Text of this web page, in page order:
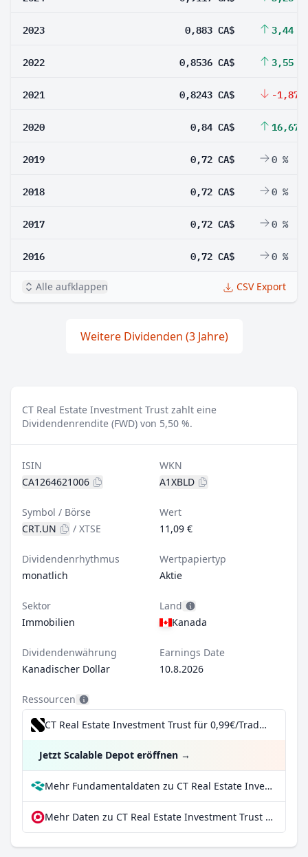
2023 0,883 CA$ 3,44 %
2022 0,8536 CA$ 3,55 %
2021 0,8243 CA$ -1,87
2020 0,84 CA$ 16,67
2019 0,72 CA$ 0 %
2018 0,72 CA$ 0 %
2017 0,72 CA$ 0 %
2016 0,72 CA$ 0 %
Alle aufklappen CSV Export
Weitere Dividenden (3 Jahre)
CT Real Estate Investment Trust zahlt eine
Dividendenrendite (FWD) von 5,50 %.
ISIN
CA1264621006
WKN
A1XBLD
Symbol / Börse
CRT.UN
/ XTSE
Wert
11,09 €
Dividendenrhythmus
monatlich
Wertpapiertyp
Aktie
Sektor
Immobilien
Land
Kanada
Dividendenwährung
Kanadischer Dollar
Earnings Date
10.8.2026
Ressourcen
CT Real Estate Investment Trust für 0,99€/Trade inkl. Dividend Reinvestment Plan
Jetzt Scalable Depot eröffnen →
Mehr Fundamentaldaten zu CT Real Estate Investment Trust bei Parqet
Mehr Daten zu CT Real Estate Investment Trust bei extraETF